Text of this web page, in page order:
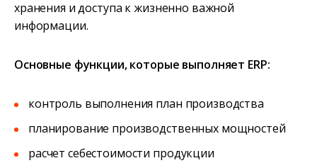
хранения и доступа к жизненно важной
информации.
Основные функции, которые выполняет ERP:
контроль выполнения план производства
планирование производственных мощностей
расчет себестоимости продукции